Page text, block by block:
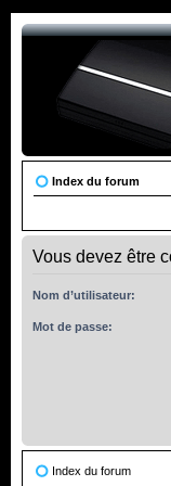
Index du forum
Vous devez être
Nom d’utilisateur:
Mot de passe:
Index du forum